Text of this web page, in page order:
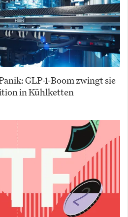
GLP-1-Boom zwingt sie
in Kühlketten